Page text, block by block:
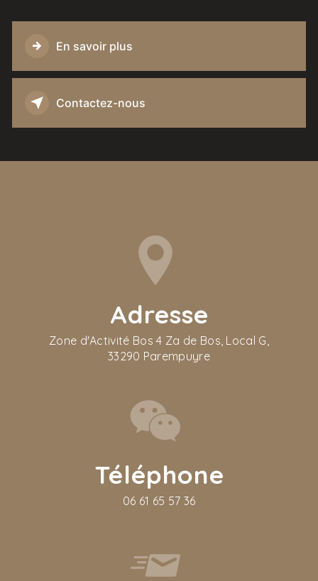
En savoir plus
Contactez-nous
Adresse
Zone d'Activité Bos 4 Za de Bos, Local G,
33290 Parempuyre
Téléphone
06 61 65 57 36